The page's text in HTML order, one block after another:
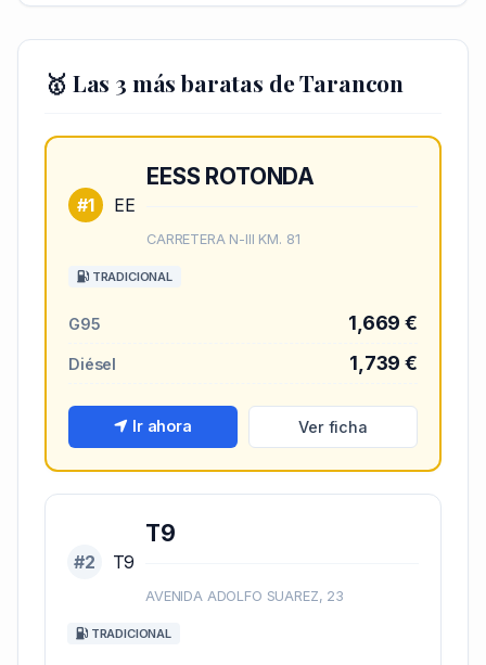
🥇 Las 3 más baratas de Tarancon
#1 EE
EESS ROTONDA
CARRETERA N-III KM. 81
TRADICIONAL
G95 1,669 €
Diésel 1,739 €
Ir ahora Ver ficha
#2 T9
T9
AVENIDA ADOLFO SUAREZ, 23
TRADICIONAL